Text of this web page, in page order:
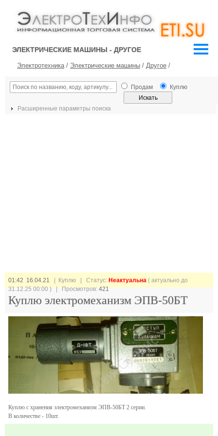
ЭЛЕКТРИЧЕСКИЕ МАШИНЫ - ДРУГОЕ
Электротехника/ Электрические машины / Другое /
Продам Куплю
Расширенные параметры поиска
01:42 16.04.21 | Куплю | Статус: Неактуальна ( актуально до
31.12.25 00:00 ) | Просмотров:421
Куплю электромеханизм ЭПВ-50БТ
Куплю с хранения электромеханизм ЭПВ-50БТ 2 серии.
В количестве - 10шт.